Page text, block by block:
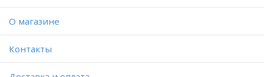
O магазине
Контакты